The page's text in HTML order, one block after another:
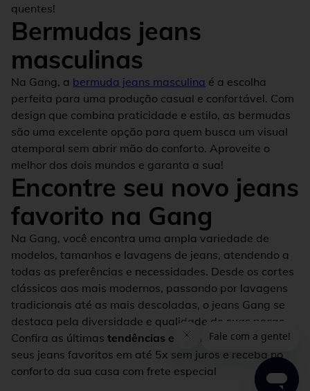
quentes!
Bermudas jeans
masculinas
Na Gang, a bermuda jeans masculina é a escolha
perfeita para uma produção casual e confortável. Com
design que combina praticidade e estilo, as bermudas
são uma excelente opção para quem busca um visual
atemporal sem abrir mão do conforto. Aproveite o
melhor dos dois mundos e garanta a sua!
Encontre seu novo jeans
favorito na Gang
Na Gang, você encontra uma ampla variedade de
modelos, tamanhos e lavagens de jeans, atendendo a
todas as preferências e necessidades. Desde os cortes
clássicos aos mais modernos, passando por lavagens
tradicionais até as mais descoladas, o jeans Gang se
destaca pela diversidade e qualidade de suas peças.
Confira as últimas tendências em denim wear , compre
seus jeans favoritos em até 5x sem juros e receba no
conforto da sua casa com frete especial